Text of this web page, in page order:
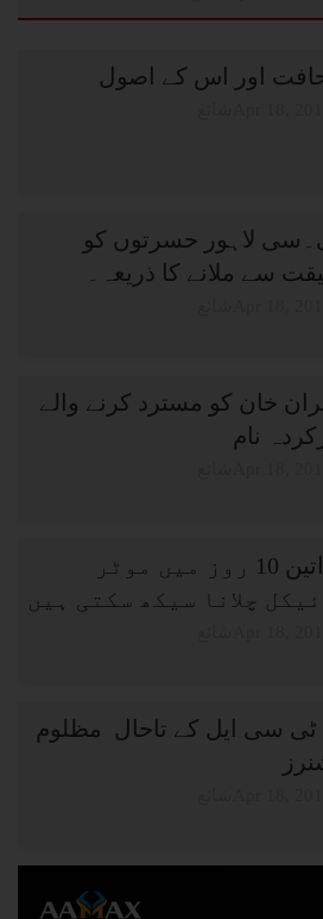
اور اس کے اصول
لاہور حسرتوں کو
سے ملانے کا ذریعہ۔
خان کو مسترد کرنے والے
نام
خواتین 10 روز میں موٹر
چلانا سیکھ سکتی ہیں
ٹی سی ایل کے تاحال مظلوم